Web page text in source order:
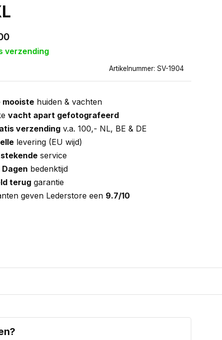
verzending
Artikelnummer: SV-1904
mooiste huiden & vachten
vacht apart gefotografeerd
verzending v.a. 100,- NL, BE & DE
levering (EU wijd)
service
bedenktijd
terug garantie
geven Lederstore een 9.7/10